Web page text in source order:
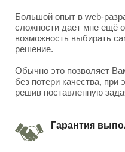
Большой опыт в web-
сложности дает мне ещё
возможность выбирать
решение.
Обычно это позволяет
без потери качества, при
решив поставленную
Гарантия